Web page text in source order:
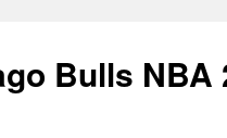
Bulls NBA